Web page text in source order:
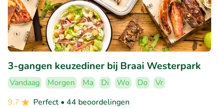
3-gangen keuzediner bij Braai Westerpark
Vandaag Morgen Ma Di Wo Do
Vr
9.7
Perfect • 44 beoordelingen